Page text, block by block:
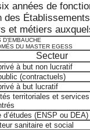
années de
des
et métiers
DU MASTER EGESS
Secteur
à but non lucratif
(contractuels)
à but lucratif
territoriales et services
d’études (ENSP ou DEA)
sanitaire et social